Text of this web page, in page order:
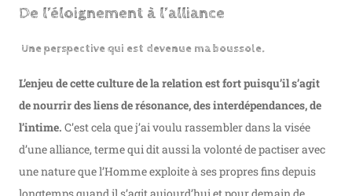
De l’éloignement à l’alliance
Une perspective qui est devenue ma boussole.
L’enjeu de cette culture de la relation est fort puisqu’il s’agit
de nourrir des liens de résonance, des interdépendances, de
l’intime. C’est cela que j’ai voulu rassembler dans la visée
d’une alliance, terme qui dit aussi la volonté de pactiser avec
une nature que l’Homme exploite à ses propres fins depuis
longtemps quand il s’agit aujourd’hui et pour demain de